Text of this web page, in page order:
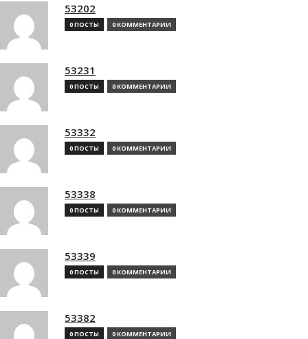
53202
0 ПОСТЫ 0 КОММЕНТАРИИ
53231
0 ПОСТЫ 0 КОММЕНТАРИИ
53332
0 ПОСТЫ 0 КОММЕНТАРИИ
53338
0 ПОСТЫ 0 КОММЕНТАРИИ
53339
0 ПОСТЫ 0 КОММЕНТАРИИ
53382
0 ПОСТЫ 0 КОММЕНТАРИИ